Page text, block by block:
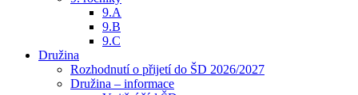
9.A
9.B
9.C
Družina
Rozhodnutí o přijetí do ŠD 2026/2027
Družina – informace